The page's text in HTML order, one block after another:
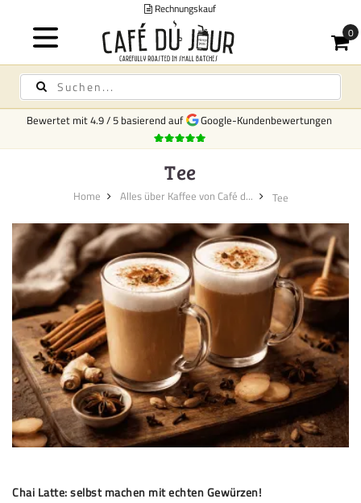
Bewertet mit4.9/5 basierend auf Google-Kundenbewertungen
Tee
Home Alles über Kaffee von Café d... Tee
Chai Latte: selbst machen mit echten Gewürzen!